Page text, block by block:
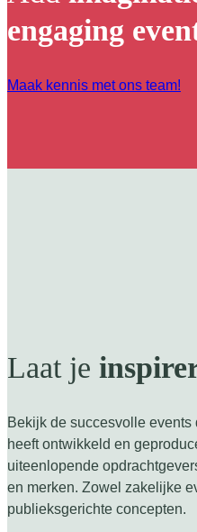
engaging
Maak kennis met ons team!
Laat je
Bekijk de succesvolle
heeft ontwikkeld en
uiteenlopende
en merken. Zowel zakelijke
publieksgerichte concepten.